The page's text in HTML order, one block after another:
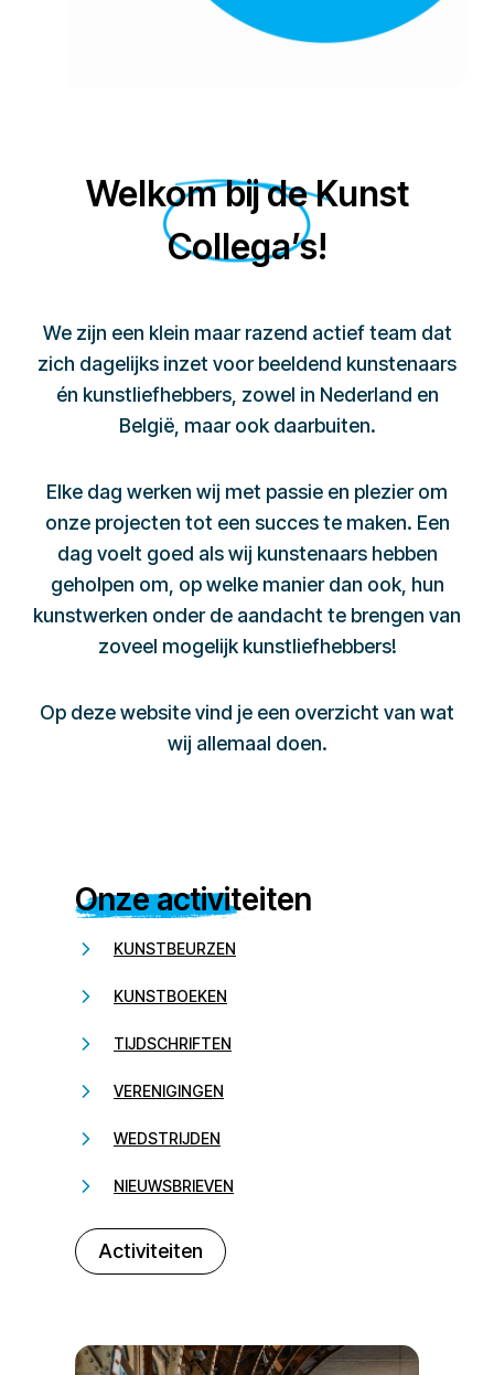
Welkom bij de Kunst
Collega’s!
We zijn een klein maar razend actief team dat
zich dagelijks inzet voor beeldend kunstenaars
én kunstliefhebbers, zowel in Nederland en
België, maar ook daarbuiten.
Elke dag werken wij met passie en plezier om
onze projecten tot een succes te maken. Een
dag voelt goed als wij kunstenaars hebben
geholpen om, op welke manier dan ook, hun
kunstwerken onder de aandacht te brengen van
zoveel mogelijk kunstliefhebbers!
Op deze website vind je een overzicht van wat
wij allemaal doen.
Onze activiteiten
KUNSTBEURZEN
KUNSTBOEKEN
TIJDSCHRIFTEN
VERENIGINGEN
WEDSTRIJDEN
NIEUWSBRIEVEN
Activiteiten
232323